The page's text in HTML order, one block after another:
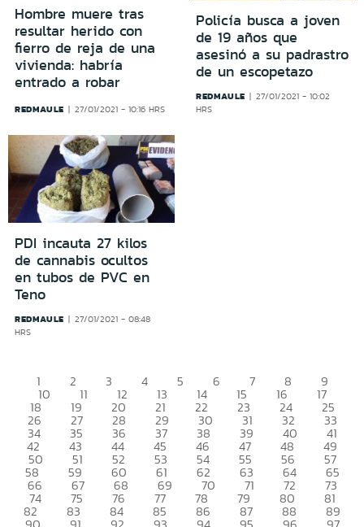
Hombre muere tras
resultar herido con
fierro de reja de una
vivienda: habría
entrado a robar
REDMAULE 27/01/2021 - 10:16 HRS
Policía busca a joven
de 19 años que
asesinó a su padrastro
de un escopetazo
REDMAULE
27/01/2021 - 10:02
HRS
PDI incauta 27 kilos
de cannabis ocultos
en tubos de PVC en
Teno
REDMAULE
27/01/2021 - 08:48
HRS
1 2 3 4 5 6 7 8 9
10 11 12 13 14 15 16 17
18 19 20 21 22 23 24 25
26 27 28 29 30 31 32 33
34 35 36 37 38 39 40 41
42 43 44 45 46 47 48 49
50 51 52 53 54 55 56 57
58 59 60 61 62 63 64 65
66 67 68 69 70 71 72 73
74 75 76 77 78 79 80 81
82 83 84 85 86 87 88 89